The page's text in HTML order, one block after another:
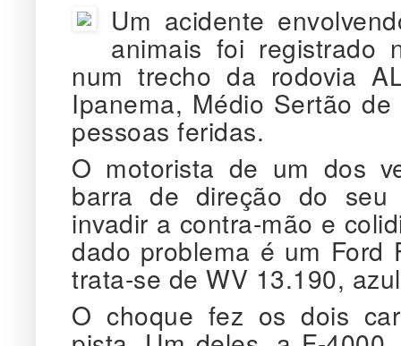
Um acidente
animais foi registrado
num trecho da rodovia
Ipanema, Médio Sertão
pessoas feridas.
O motorista de um dos
barra de direção do seu
invadir a contra-mão e
dado problema é um Ford
trata-se de WV 13.190,
O choque fez os dois